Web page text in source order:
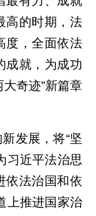
高的时期，法
度，全面依法
成就，为成功
奇迹”新篇章
发展，将“坚
习近平法治思
依法治国和依
上推进国家治